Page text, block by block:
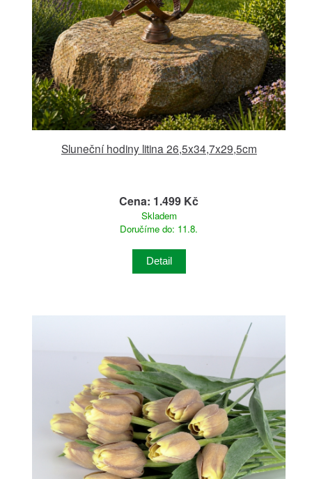
Sluneční hodiny litina 26,5x34,7x29,5cm
Cena: 1.499 Kč
Skladem
Doručíme do: 11.8.
Detail